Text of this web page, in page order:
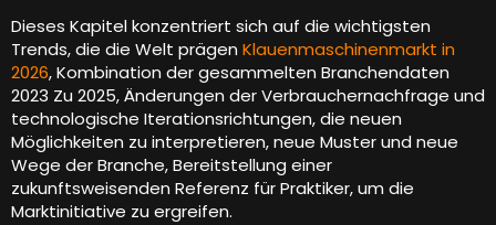
Dieses Kapitel konzentriert sich auf die wichtigsten
Trends, die die Welt prägen Klauenmaschinenmarkt in
2026, Kombination der gesammelten Branchendaten
2023 Zu 2025, Änderungen der Verbrauchernachfrage und
technologische Iterationsrichtungen, die neuen
Möglichkeiten zu interpretieren, neue Muster und neue
Wege der Branche, Bereitstellung einer
zukunftsweisenden Referenz für Praktiker, um die
Marktinitiative zu ergreifen.